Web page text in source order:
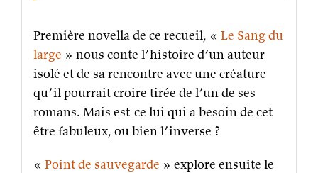
Première novella de ce recueil, « Le Sang du
large » nous conte l’histoire d’un auteur
isolé et de sa rencontre avec une créature
qu’il pourrait croire tirée de l’un de ses
romans. Mais est-ce lui qui a besoin de cet
être fabuleux, ou bien l’inverse ?
« Point de sauvegarde » explore ensuite le